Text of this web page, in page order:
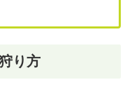
り方